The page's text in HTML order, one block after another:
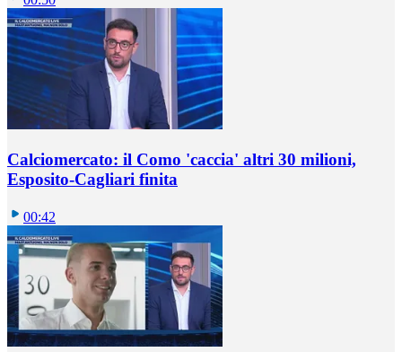
Calciomercato: il Como 'caccia' altri 30 milioni,
Esposito-Cagliari finita
00:42